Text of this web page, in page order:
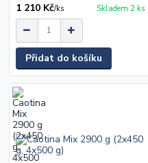
1 210 Kč/ks Skladem 2 ks
Přidat do košíku